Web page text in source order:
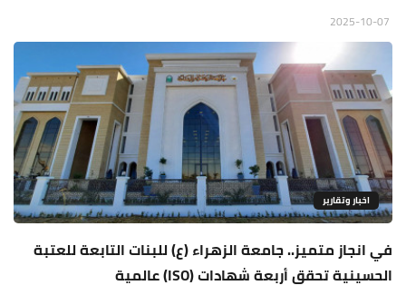
اخبار وتقارير
في انجاز متميز.. جامعة الزهراء (ع) للبنات التابعة للعتبة
الحسينية تحقق أربعة شهادات (ISO) عالمية